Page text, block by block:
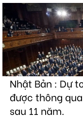
Nhật Bản : Dự
được thông
sau 11 năm.